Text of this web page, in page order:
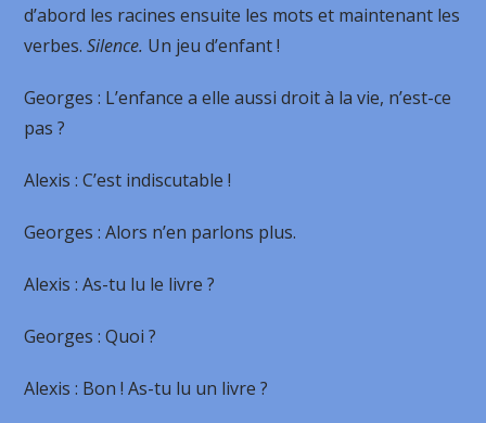
d’abord les racines ensuite les mots et maintenant les
verbes.Silence. Un jeu d’enfant !
Georges : L’enfance a elle aussi droit à la vie, n’est-ce
pas ?
Alexis : C’est indiscutable !
Georges : Alors n’en parlons plus.
Alexis : As-tu lu le livre ?
Georges : Quoi ?
Alexis : Bon ! As-tu lu un livre ?